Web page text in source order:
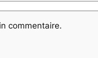
commentaire.